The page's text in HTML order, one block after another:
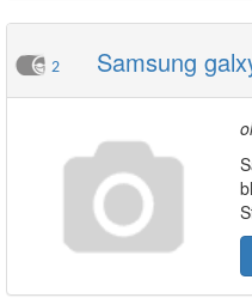
2 Samsung